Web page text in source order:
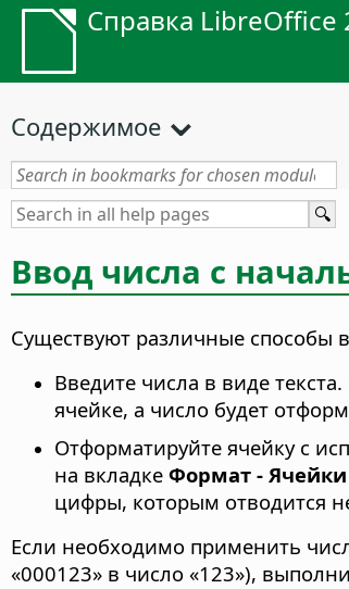
Справка LibreOffice
Содержимое
Ввод числа с
Существуют различные способы
Введите числа в виде
ячейке, а число будет
Отформатируйте ячейку с
на вкладке Формат - Ячейки
цифры, которым отводится
Если необходимо применить
«000123» в число «123»),